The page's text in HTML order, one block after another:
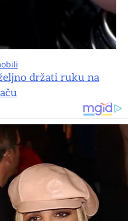
držati ruku na